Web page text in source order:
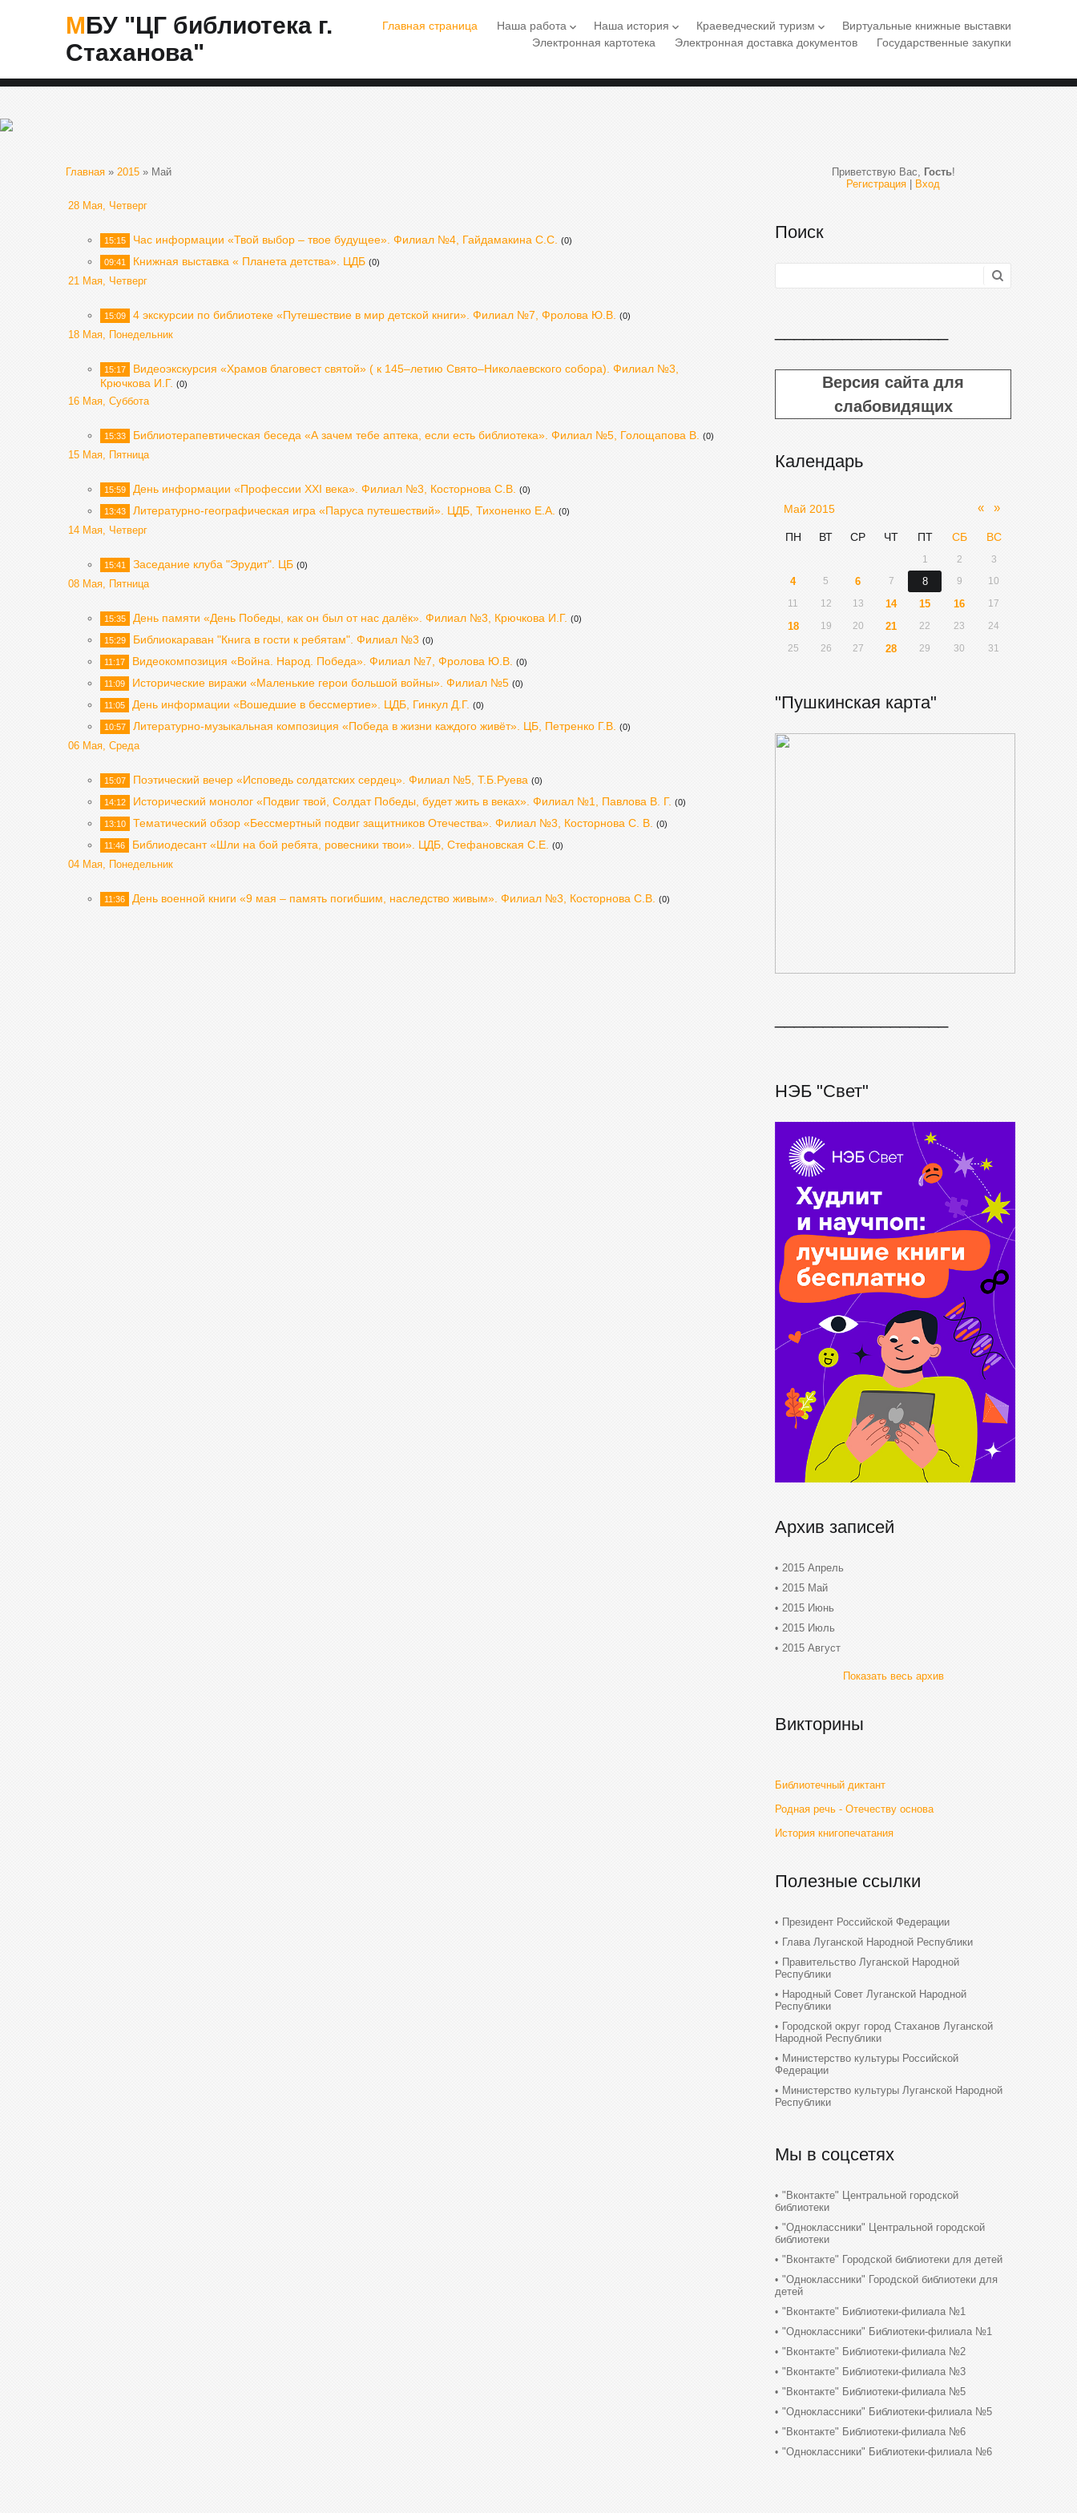
МБУ "ЦГ библиотека г.
Стаханова"
Главная страница Наша работа keyboard_arrow_down Наша история keyboard_arrow_down Краеведческий туризм keyboard_arrow_down
Виртуальные книжные выставки
Электронная картотека
Электронная доставка документов Государственные закупки
Главная » 2015 » Май
28 Мая, Четверг
15:15 Час информации «Твой выбор – твое будущее». Филиал №4, Гайдамакина С.С. (0)
09:41 Книжная выставка « Планета детства». ЦДБ (0)
21 Мая, Четверг
15:09 4 экскурсии по библиотеке «Путешествие в мир детской книги». Филиал №7, Фролова Ю.В. (0)
18 Мая, Понедельник
15:17
Видеоэкскурсия «Храмов благовест святой» ( к 145–летию Свято–Николаевского собора). Филиал №3,
Крючкова И.Г. (0)
16 Мая, Суббота
15:33 Библиотерапевтическая беседа «А зачем тебе аптека, если есть библиотека». Филиал №5, Голощапова В. (0)
15 Мая, Пятница
15:59 День информации «Профессии ХХI века». Филиал №3, Косторнова С.В. (0)
13:43 Литературно-географическая игра «Паруса путешествий». ЦДБ, Тихоненко Е.А. (0)
14 Мая, Четверг
15:41 Заседание клуба "Эрудит". ЦБ (0)
08 Мая, Пятница
15:35 День памяти «День Победы, как он был от нас далёк». Филиал №3, Крючкова И.Г. (0)
15:29 Библиокараван "Книга в гости к ребятам". Филиал №3 (0)
11:17 Видеокомпозиция «Война. Народ. Победа». Филиал №7, Фролова Ю.В. (0)
11:09 Исторические виражи «Маленькие герои большой войны». Филиал №5 (0)
11:05 День информации «Вошедшие в бессмертие». ЦДБ, Гинкул Д.Г. (0)
10:57 Литературно-музыкальная композиция «Победа в жизни каждого живёт». ЦБ, Петренко Г.В. (0)
06 Мая, Среда
15:07 Поэтический вечер «Исповедь солдатских сердец». Филиал №5, Т.Б.Руева (0)
14:12 Исторический монолог «Подвиг твой, Солдат Победы, будет жить в веках». Филиал №1, Павлова В. Г. (0)
13:10 Тематический обзор «Бессмертный подвиг защитников Отечества». Филиал №3, Косторнова С. В. (0)
11:46 Библиодесант «Шли на бой ребята, ровесники твои». ЦДБ, Стефановская С.Е. (0)
04 Мая, Понедельник
11:36 День военной книги «9 мая – память погибшим, наследство живым». Филиал №3, Косторнова С.В. (0)
Приветствую Вас, Гость!
Регистрация
Вход
Поиск
Версия сайта для
слабовидящих
Календарь
«
Май 2015 »
ПН ВТ СР ЧТ ПТ СБ ВС
1 2 3
4 5 6 7 8 9
10
11
12 13 14 15 16 17
18 19 20 21 22 23
24
25
26 27 28 29 30 31
"Пушкинская карта"
НЭБ "Свет"
Архив записей
2015 Апрель
2015 Май
2015 Июнь
2015 Июль
2015 Август
Показать весь архив
Викторины
Библиотечный диктант
Родная речь - Отечеству основа
История книгопечатания
Полезные ссылки
Президент Российской Федерации
Глава Луганской Народной Республики
Правительство Луганской Народной
Республики
Народный Совет Луганской Народной
Республики
Городской округ город Стаханов Луганской
Народной Республики
Министерство культуры Российской
Федерации
Министерство культуры Луганской Народной
Республики
Мы в соцсетях
"Вконтакте" Центральной городской
библиотеки
"Одноклассники" Центральной городской
библиотеки
"Вконтакте" Городской библиотеки для детей
"Одноклассники" Городской библиотеки для
детей
"Вконтакте" Библиотеки-филиала №1
"Одноклассники" Библиотеки-филиала №1
"Вконтакте" Библиотеки-филиала №2
"Вконтакте" Библиотеки-филиала №3
"Вконтакте" Библиотеки-филиала №5
"Одноклассники" Библиотеки-филиала №5
"Вконтакте" Библиотеки-филиала №6
"Одноклассники" Библиотеки-филиала №6